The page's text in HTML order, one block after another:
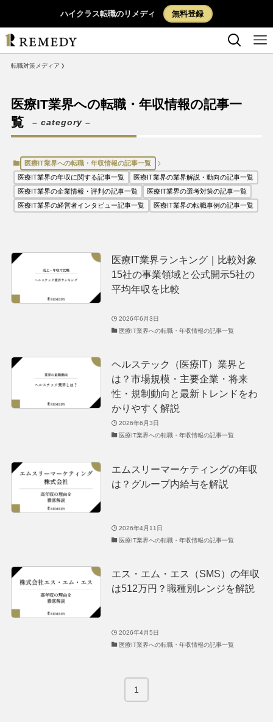
ハイクラス転職のリメディ 無料登録
転職対策メディア
医療IT業界への転職・年収情報の記事一
覧
– category –
医療IT業界への転職・年収情報の記事一覧
医療IT業界の年収に関する記事一覧
医療IT業界の業界解説・動向の記事一覧
医療IT業界の企業情報・評判の記事一覧
医療IT業界の選考対策の記事一覧
医療IT業界の経営者インタビュー記事一覧
医療IT業界の転職事例の記事一覧
医療IT業界ランキング｜比較対象
15社の事業領域と公式開示5社の
平均年収を比較
2026年6月3日
医療IT業界への転職・年収情報の記事一覧
ヘルステック（医療IT）業界と
は？市場規模・主要企業・将来
性・規制動向と最新トレンドをわ
かりやすく解説
2026年6月3日
医療IT業界への転職・年収情報の記事一覧
エムスリーマーケティングの年収
は？グループ内給与を解説
2026年4月11日
医療IT業界への転職・年収情報の記事一覧
エス・エム・エス（SMS）の年収
は512万円？職種別レンジを解説
2026年4月5日
医療IT業界への転職・年収情報の記事一覧
1